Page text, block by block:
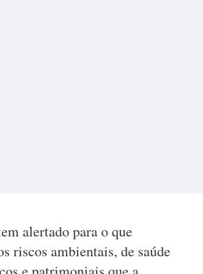
alertado para o que
riscos ambientais, de saúde